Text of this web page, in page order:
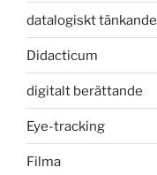
datalogiskt tänkande
Didacticum
digitalt berättande
Eye-tracking
Filma